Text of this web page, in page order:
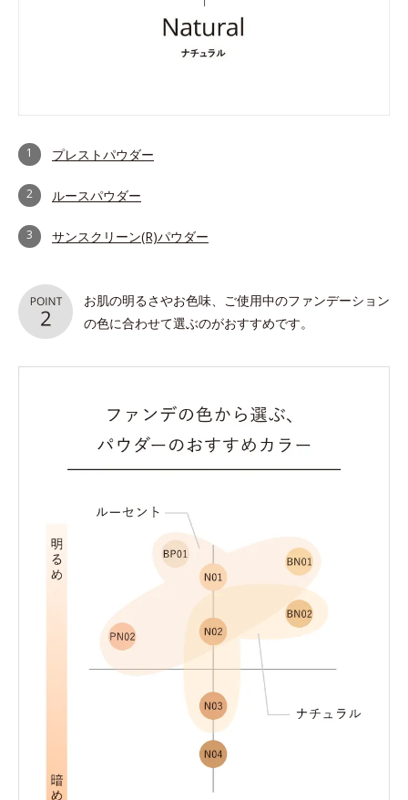
1 プレストパウダー
2 ルースパウダー
3 サンスクリーン(R)パウダー
お肌の明るさやお色味、ご使用中のファンデーション
の色に合わせて選ぶのがおすすめです。